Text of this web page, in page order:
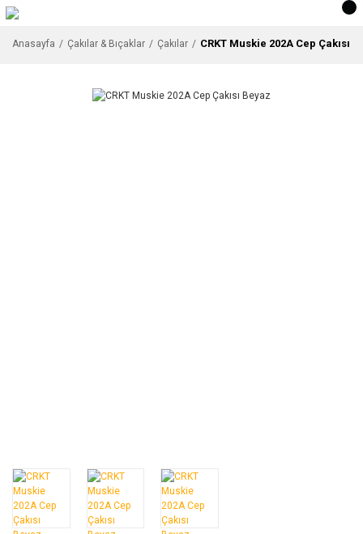
Anasayfa Çakılar & Bıçaklar Çakılar CRKT Muskie 202A Cep Çakısı